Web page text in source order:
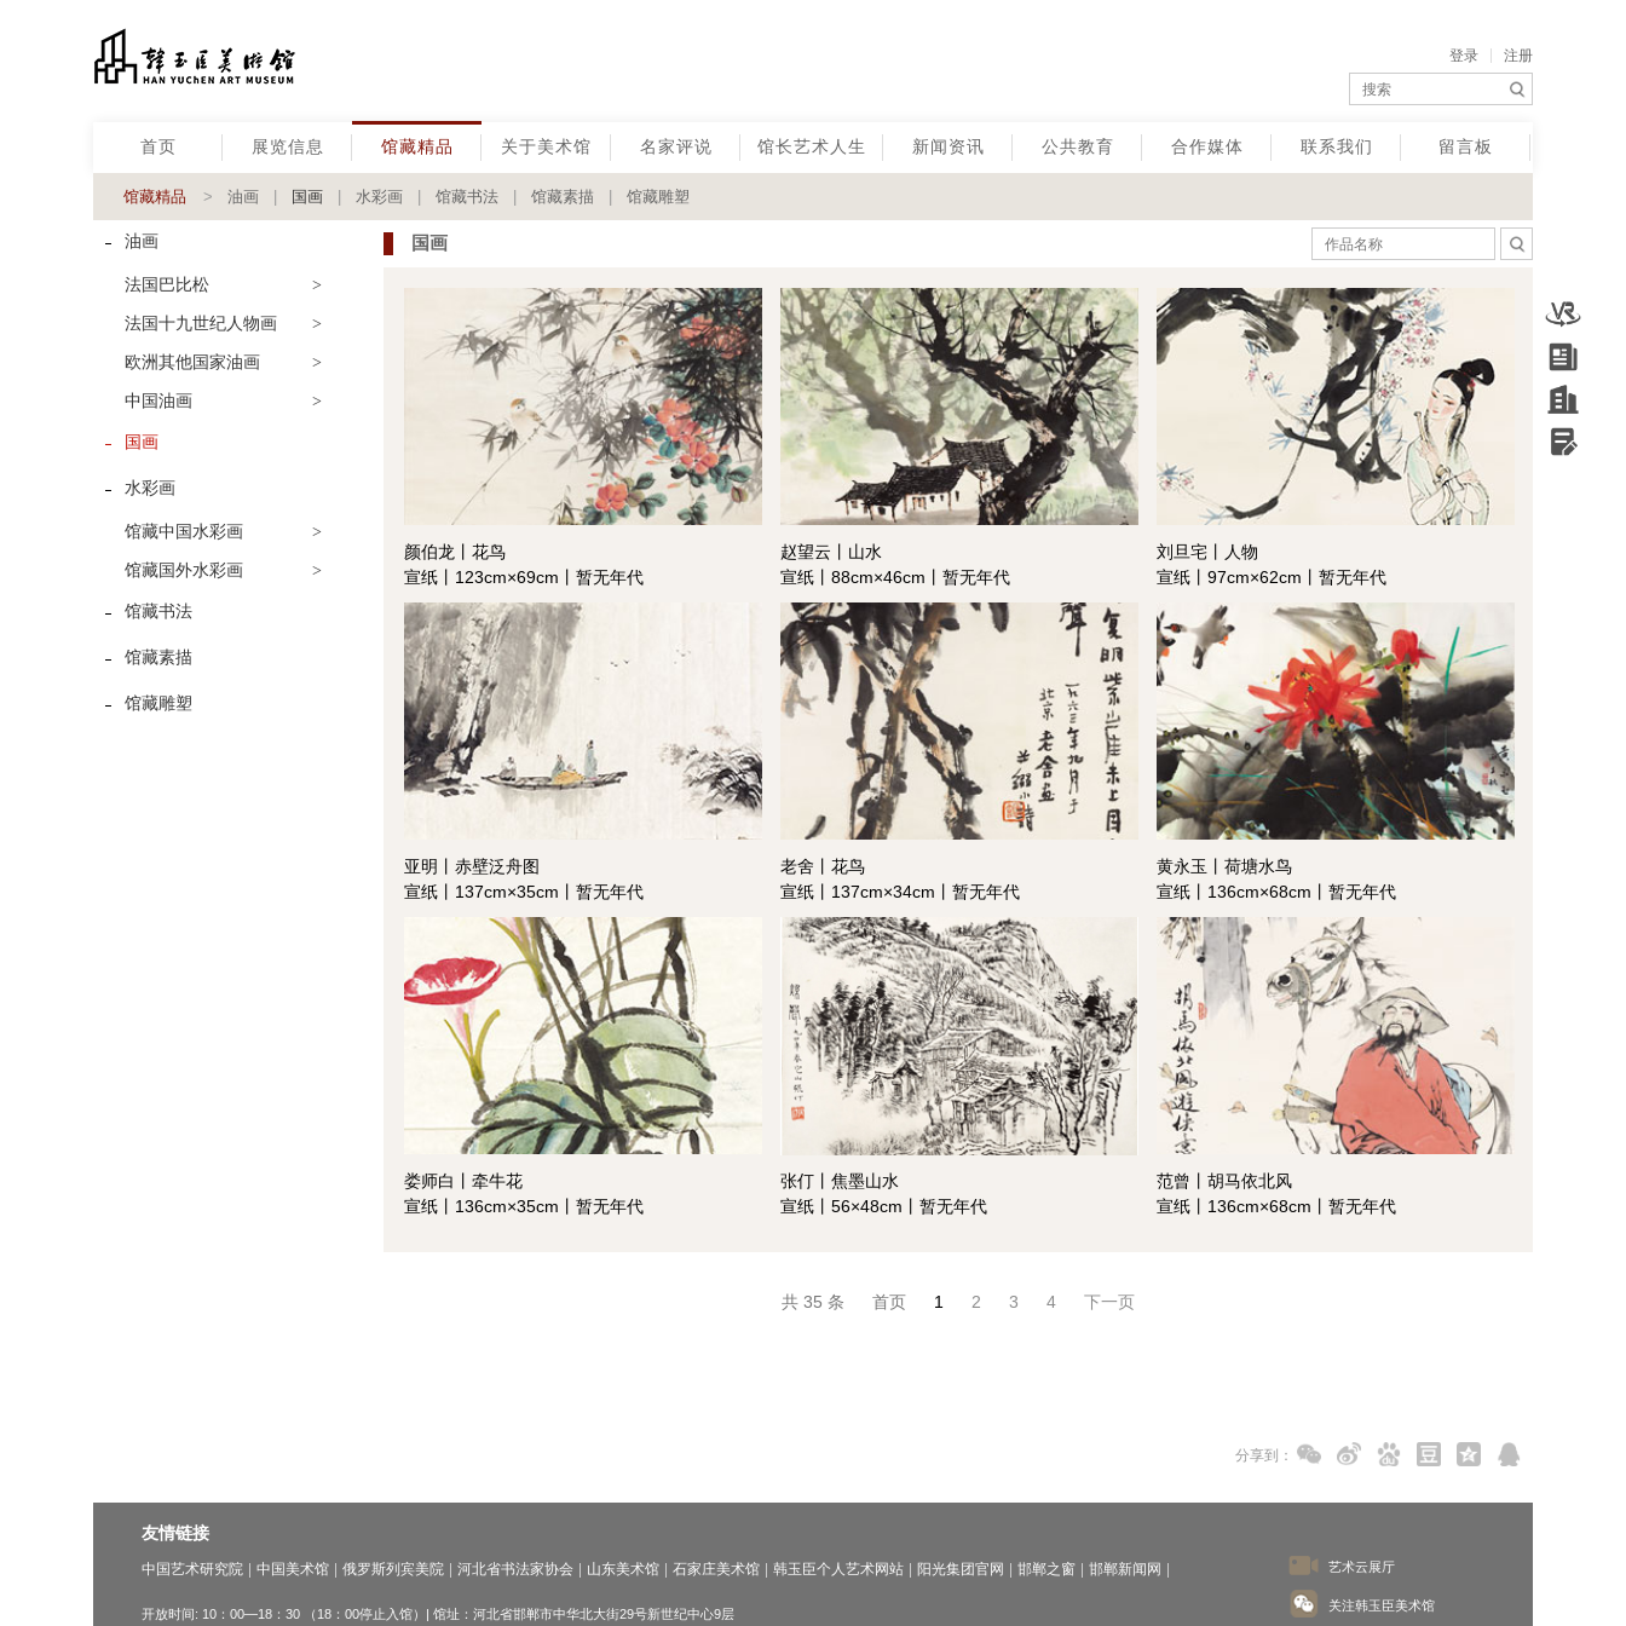
登录 注册
首页 展览信息 馆藏精品 关于美术馆 名家评说 馆长艺术人生 新闻资讯 公共教育 合作媒体 联系我们 留言板
馆藏精品 > 油画 国画 水彩画 馆藏书法 馆藏素描 馆藏雕塑
油画
法国巴比松
>
法国十九世纪人物画
>
欧洲其他国家油画
>
中国油画
>
国画
水彩画
馆藏中国水彩画
>
馆藏国外水彩画
>
馆藏书法
馆藏素描
馆藏雕塑
国画
颜伯龙丨花鸟
宣纸丨123cm×69cm丨暂无年代
赵望云丨山水
宣纸丨88cm×46cm丨暂无年代
刘旦宅丨人物
宣纸丨97cm×62cm丨暂无年代
亚明丨赤壁泛舟图
宣纸丨137cm×35cm丨暂无年代
老舍丨花鸟
宣纸丨137cm×34cm丨暂无年代
黄永玉丨荷塘水鸟
宣纸丨136cm×68cm丨暂无年代
娄师白丨牵牛花
宣纸丨136cm×35cm丨暂无年代
张仃丨焦墨山水
宣纸丨56×48cm丨暂无年代
范曾丨胡马依北风
宣纸丨136cm×68cm丨暂无年代
共 35 条 首页 1 2 3 4 下一页
分享到：
友情链接
中国艺术研究院 中国美术馆 俄罗斯列宾美院 河北省书法家协会 山东美术馆 石家庄美术馆 韩玉臣个人艺术网站 阳光集团官网 邯郸之窗 邯郸新闻网
开放时间: 10：00—18：30 （18：00停止入馆）| 馆址：河北省邯郸市中华北大街29号新世纪中心9层
关注韩玉臣美术馆
艺术云展厅